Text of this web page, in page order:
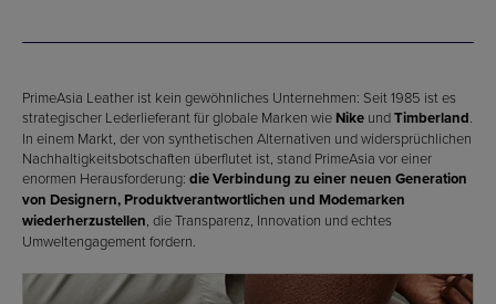
PrimeAsia Leather ist kein gewöhnliches Unternehmen: Seit 1985 ist es
strategischer Lederlieferant für globale Marken wie Nike undTimberland.
In einem Markt, der von synthetischen Alternativen und widersprüchlichen
Nachhaltigkeitsbotschaften überflutet ist, stand PrimeAsia vor einer
enormen Herausforderung: die Verbindung zu einer neuen Generation
von Designern, Produktverantwortlichen und Modemarken
wiederherzustellen, die Transparenz, Innovation und echtes
Umweltengagement fordern.